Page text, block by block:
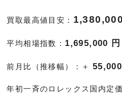
買取最高値目安：
平均相場指数： 1,695,000 円
前月比（推移幅）：＋
年初一斉のロレックス国内定